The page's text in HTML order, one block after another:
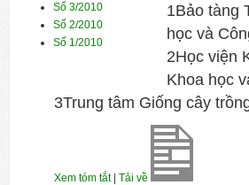
Số 3/2010
Số 2/2010
Số 1/2010
1Bảo tàng
học và
2Học viện
Khoa học
3Trung tâm Giống cây
Xem tóm tắt| Tải về